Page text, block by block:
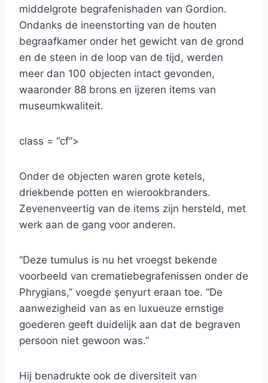
middelgrote begrafenishaden van Gordion.
Ondanks de ineenstorting van de houten
begraafkamer onder het gewicht van de grond
en de steen in de loop van de tijd, werden
meer dan 100 objecten intact gevonden,
waaronder 88 brons en ijzeren items van
museumkwaliteit.
class = “cf”>
Onder de objecten waren grote ketels,
driekbende potten en wierookbranders.
Zevenenveertig van de items zijn hersteld, met
werk aan de gang voor anderen.
“Deze tumulus is nu het vroegst bekende
voorbeeld van crematiebegrafenissen onder de
Phrygians,” voegde şenyurt eraan toe. “De
aanwezigheid van as en luxueuze ernstige
goederen geeft duidelijk aan dat de begraven
persoon niet gewoon was.”
Hij benadrukte ook de diversiteit van